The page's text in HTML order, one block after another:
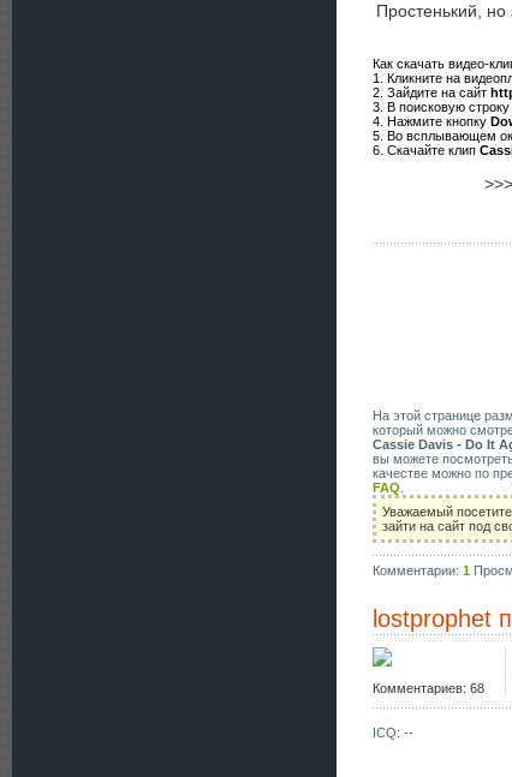
Простенький,
Как скачать видео-
1. Кликните на
2. Зайдите на сайт
3. В поисковую строку
4. Нажмите кнопку
5. Во всплывающем
6. Скачайте клип
>>>
На этой странице
который можно
Cassie Davis - Do It
вы можете
качестве можно по
FAQ
Уважаемый
зайти на сайт под
Комментарии: 1
lostprophet
Комментариев: 68
ICQ: --